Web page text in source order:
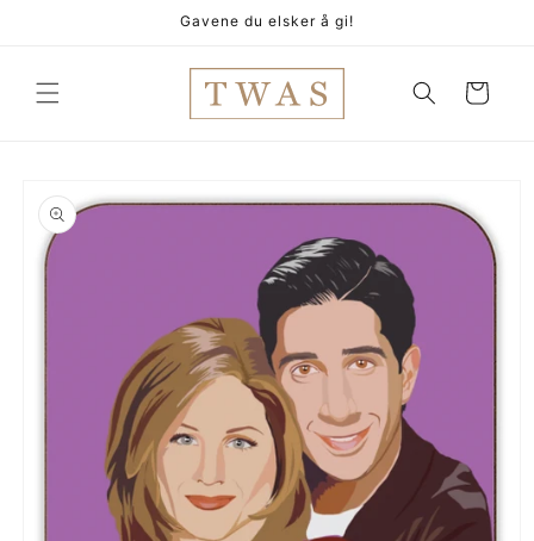
Gavene du elsker å gi!
Handlekurv